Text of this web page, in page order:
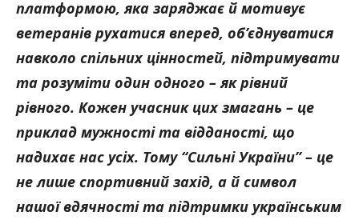
Черговий етап змагань «Сильні України», який пройшов 14 червня в Ірпені на
Київщині, зібрав кілька десятків ветеранів та сотні глядачів
платформою, яка заряджає й мотивує
ветеранів рухатися вперед, об’єднуватися
навколо спільних цінностей, підтримувати
та розуміти один одного – як рівний
рівного. Кожен учасник цих змагань – це
приклад мужності та відданості, що
надихає нас усіх. Тому “Сильні України” – це
не лише спортивний захід, а й символ
нашої вдячності та підтримки українським